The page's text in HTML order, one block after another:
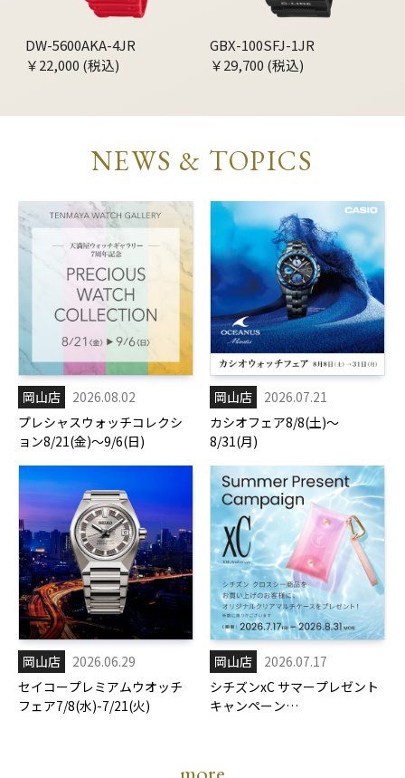
DW-5600AKA-4JR
￥22,000 (税込)
GBX-100SFJ-1JR
￥29,700 (税込)
NEWS & TOPICS
岡山店
2026.08.02
プレシャスウォッチコレクシ
ョン8/21(金)～9/6(日)
岡山店
2026.07.21
カシオフェア8/8(土)～
8/31(月)
岡山店
2026.06.29
セイコープレミアムウオッチ
フェア7/8(水)-7/21(火)
岡山店
2026.07.17
シチズンxC サマープレゼント
キャンペーン